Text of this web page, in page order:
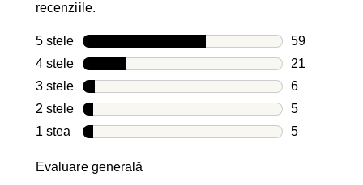
recenziile.
5 stele stele
59
59 recenzii
4 stele stele
21
21 recenzii
3 stele stele
6
6 recenzii
2 stele stele
5
5 recenzii
1 stea stele
5
Evaluare generală